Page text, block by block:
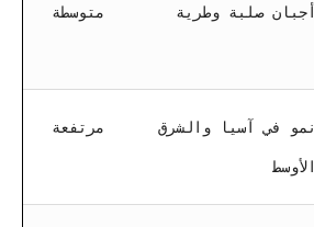
أجبان صلبة وطرية متوسطة
نمو في آسيا والشرق
الأوسط
مرتفعة